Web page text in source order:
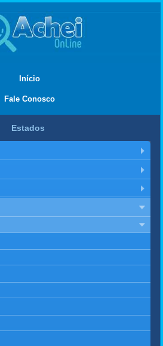
Início
Fale Conosco
Estados